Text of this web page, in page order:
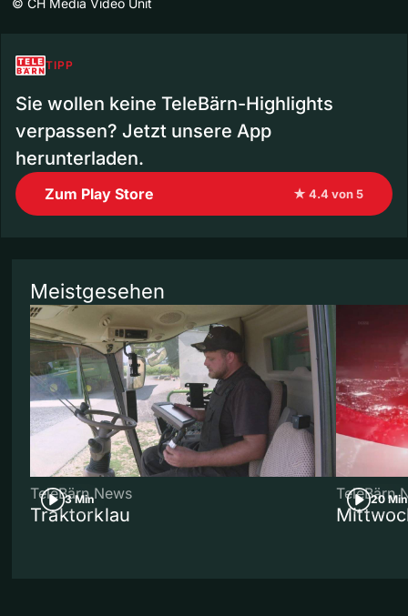
© CH Media Video Unit
TIPP
Sie wollen keine TeleBärn-Highlights
verpassen? Jetzt unsere App
herunterladen.
Zum Play Store ★ 4.4 von 5
Meistgesehen
3 Min
TeleBärn News
Traktorklau
20 Min
TeleBärn